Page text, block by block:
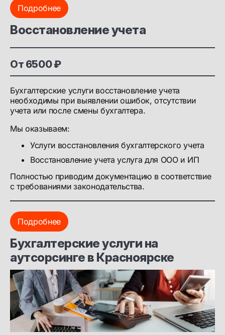
Подробнее
Восстановление учета
От 6500 ₽
Бухгалтерские услуги восстановление учета
необходимы при выявлении ошибок, отсутствии
учета или после смены бухгалтера.
Мы оказываем:
Услуги восстановления бухгалтерского учета
Восстановление учета услуга для ООО и ИП
Полностью приводим документацию в соответствие
с требованиями законодательства.
Подробнее
Бухгалтерские услуги на
аутсорсинге в Красноярске